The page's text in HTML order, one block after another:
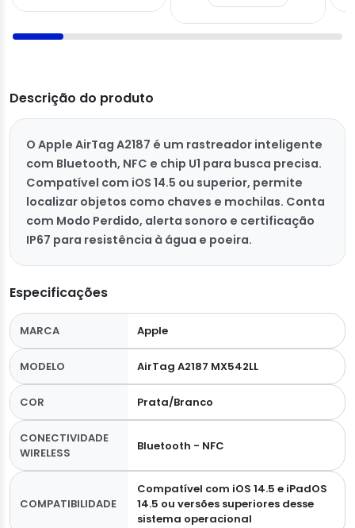
Descrição do produto
O Apple AirTag A2187 é um rastreador inteligente
com Bluetooth, NFC e chip U1 para busca precisa.
Compatível com iOS 14.5 ou superior, permite
localizar objetos como chaves e mochilas. Conta
com Modo Perdido, alerta sonoro e certificação
IP67 para resistência à água e poeira.
Especificações
MARCA Apple
MODELO AirTag A2187 MX542LL
COR Prata/Branco
CONECTIVIDADE
WIRELESS
Bluetooth - NFC
COMPATIBILIDADE
Compatível com iOS 14.5 e iPadOS
14.5 ou versões superiores desse
sistema operacional